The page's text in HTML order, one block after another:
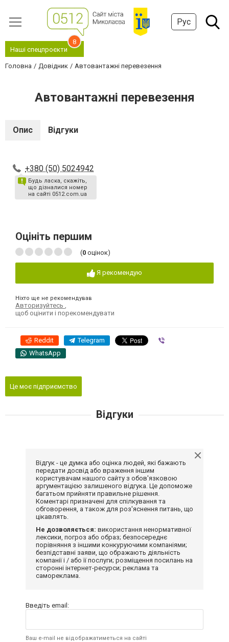
Рус
Наші спецпроєкти
8
Головна Довідник Автовантажні перевезення
Автовантажні перевезення
Опис Відгуки
+380 (50) 5024942
Будь ласка, скажіть,
що дізналися номер
на сайті 0512.com.ua
Оцініть першим
(0 оцінок)
Я рекомендую
Ніхто ще не рекомендував
Авторизуйтесь
щоб оцінити і порекомендувати
Reddit Telegram
WhatsApp
Це моє підприємство
Відгуки
Відгук - це думка або оцінка людей, які бажають
передати досвід або враження іншим
користувачам нашого сайту з обов'язковою
аргументацією залишеного відгука. Це допоможе
багатьом прийняти правильне рішення.
Коментарі призначені для спілкування та
обговорення, а також для роз'яснення питань, що
цікавлять.
Не дозволяється: використання ненормативної
лексики, погроз або образ; безпосереднє
порівняння з іншими конкуруючими компаніями;
безпідставні заяви, що ображають діяльність
компанії і / або її послуги; розміщення посилань на
сторонні інтернет-ресурси; реклама та
самореклама.
Введіть email:
Ваш e-mail не відображатиметься на сайті